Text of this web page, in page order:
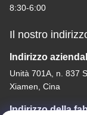
8:30-6:00
Il nostro
Indirizzo
Unità 701A, n. 837
Xiamen, Cina
Indirizzo della